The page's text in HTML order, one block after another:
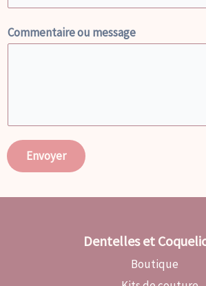
Commentaire ou message
Envoyer
Dentelles et
Boutique